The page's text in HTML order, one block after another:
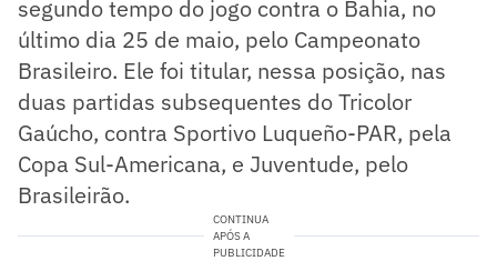
segundo tempo do jogo contra o Bahia, no
último dia 25 de maio, pelo Campeonato
Brasileiro. Ele foi titular, nessa posição, nas
duas partidas subsequentes do Tricolor
Gaúcho, contra Sportivo Luqueño-PAR, pela
Copa Sul-Americana, e Juventude, pelo
Brasileirão.
CONTINUA
APÓS A
PUBLICIDADE